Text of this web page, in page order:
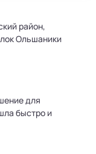
район,
Ольшаники
для
быстро и